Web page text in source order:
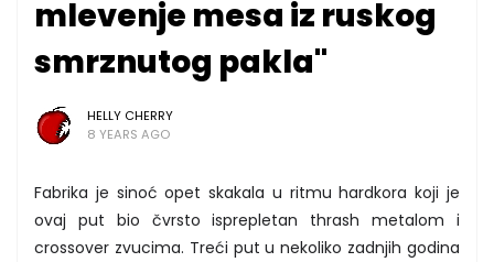
mlevenje mesa iz ruskog
smrznutog pakla"
HELLY CHERRY
8 YEARS AGO
Fabrika je sinoć opet skakala u ritmu hardkora koji je
ovaj put bio čvrsto isprepletan thrash metalom i
crossover zvucima. Treći put u nekoliko zadnjih godina